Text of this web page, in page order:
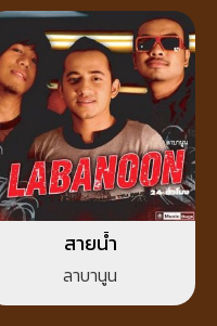
สายน้ำ
ลาบานูน